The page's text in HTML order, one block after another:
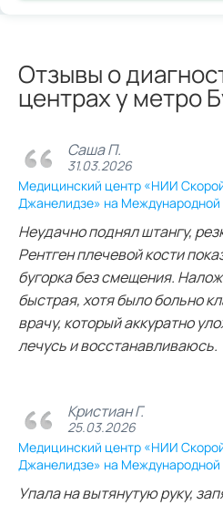
Отзывы о
центрах у метро
Саша П.
31.03.2026
Медицинский центр «НИИ
Джанелидзе» на Международной
Неудачно поднял штангу,
Рентген плечевой кости
бугорка без смещения.
быстрая, хотя было больно
врачу, который аккуратно
лечусь и восстанавливаюсь.
Кристиан Г.
25.03.2026
Медицинский центр «НИИ
Джанелидзе» на Международной
Упала на вытянутую руку,